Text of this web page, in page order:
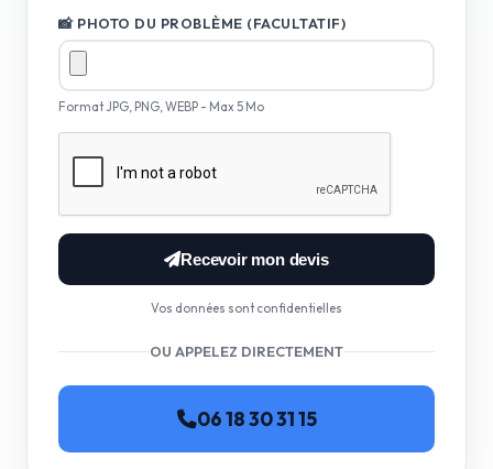
📸 PHOTO DU PROBLÈME (FACULTATIF)
Format JPG, PNG, WEBP - Max 5 Mo
Recevoir mon devis
Vos données sont confidentielles
OU APPELEZ DIRECTEMENT
06 18 30 31 15